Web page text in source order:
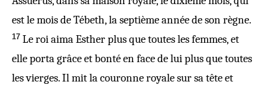
est le mois de Tébeth, la septième année de son règne.
17 Le roi aima Esther plus que toutes les femmes, et
elle porta grâce et bonté en face de lui plus que toutes
les vierges. Il mit la couronne royale sur sa tête et